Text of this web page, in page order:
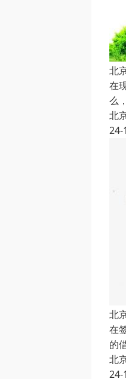
北
在
么
北
24-
北
在
的
北
24-